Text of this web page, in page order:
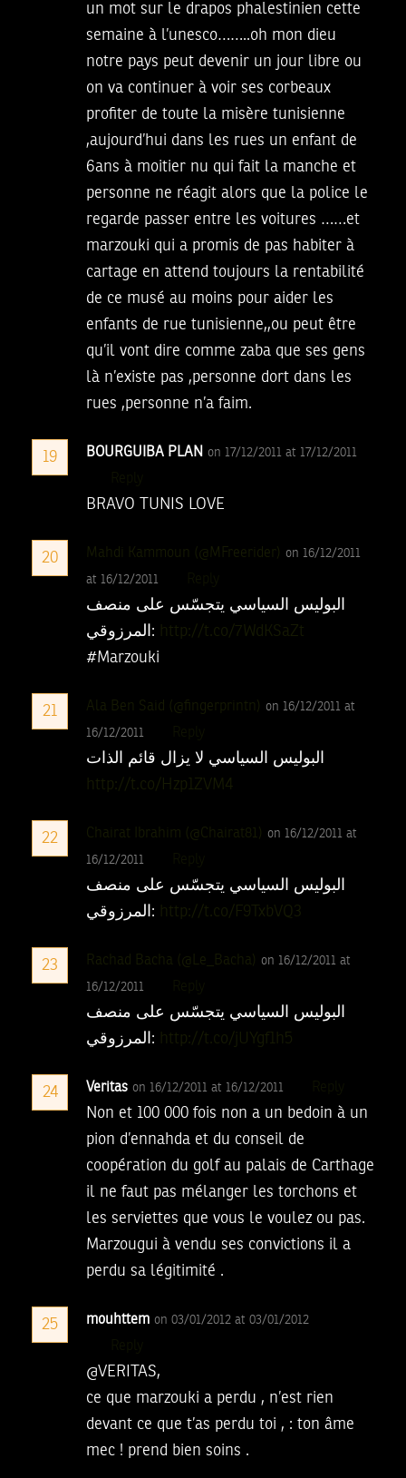
un mot sur le drapos phalestinien cette
semaine à l’unesco……..oh mon dieu
notre pays peut devenir un jour libre ou
on va continuer à voir ses corbeaux
profiter de toute la misère tunisienne
,aujourd’hui dans les rues un enfant de
6ans à moitier nu qui fait la manche et
personne ne réagit alors que la police le
regarde passer entre les voitures ……et
marzouki qui a promis de pas habiter à
cartage en attend toujours la rentabilité
de ce musé au moins pour aider les
enfants de rue tunisienne,,ou peut être
qu’il vont dire comme zaba que ses gens
là n’existe pas ,personne dort dans les
rues ,personne n’a faim.
19 BOURGUIBA PLAN on 17/12/2011 at 17/12/2011
BRAVO TUNIS LOVE
20 Mahdi Kammoun (@MFreerider) on 16/12/2011
at 16/12/2011
البوليس السياسي يتجسّس على منصف
المرزوقي:
http://t.co/7WdKSaZt
#Marzouki
21 Ala Ben Said (@fingerprintn) on 16/12/2011 at
16/12/2011
البوليس السياسي لا يزال قائم الذات
http://t.co/Hzp1ZVM4
22 Chairat Ibrahim (@Chairat81) on 16/12/2011 at
16/12/2011
البوليس السياسي يتجسّس على منصف
المرزوقي:
http://t.co/F9TxbVQ3
23 Rachad Bacha (@Le_Bacha) on 16/12/2011 at
16/12/2011
البوليس السياسي يتجسّس على منصف
المرزوقي:
http://t.co/jUYgf1h5
24 Veritas on 16/12/2011 at 16/12/2011
Non et 100 000 fois non a un bedoin à un
pion d’ennahda et du conseil de
coopération du golf au palais de Carthage
il ne faut pas mélanger les torchons et
les serviettes que vous le voulez ou pas.
Marzougui à vendu ses convictions il a
perdu sa légitimité .
25 mouhttem on 03/01/2012 at 03/01/2012
@VERITAS,
ce que marzouki a perdu , n’est rien
devant ce que t’as perdu toi , : ton âme
mec ! prend bien soins .